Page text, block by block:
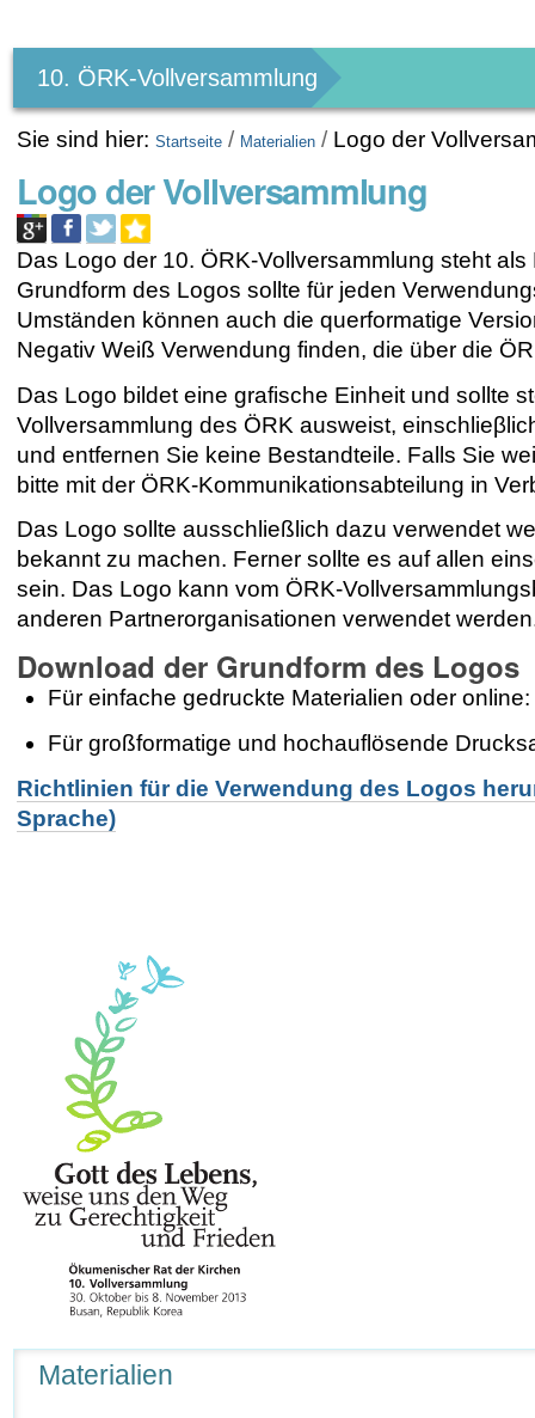
Werkzeuge
10. ÖRK-Vollversammlung
Sie sind hier: Startseite / Materialien / Logo der
Logo der Vollversammlung
Das Logo der 10. ÖRK-Vollversammlung steht
Grundform des Logos sollte für jeden
Umständen können auch die querformatige
Negativ Weiß Verwendung finden, die über die
Das Logo bildet eine grafische Einheit und sollte
Vollversammlung des ÖRK ausweist,
und entfernen Sie keine Bestandteile. Falls Sie
bitte mit der ÖRK-Kommunikationsabteilung in
Das Logo sollte ausschließlich dazu verwendet
bekannt zu machen. Ferner sollte es auf allen
sein. Das Logo kann vom ÖRK-
anderen Partnerorganisationen verwendet
Download der Grundform des Logos
Für einfache gedruckte Materialien oder online:
Für großformatige und hochauflösende
Richtlinien für die Verwendung des Logos
Sprache)
Materialien